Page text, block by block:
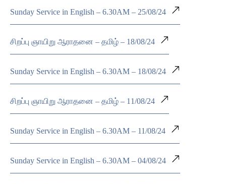
Sunday Service in English – 6.30AM – 25/08/24
சிறப்பு ஞாயிறு ஆராதனை – தமிழ் – 18/08/24
Sunday Service in English – 6.30AM – 18/08/24
சிறப்பு ஞாயிறு ஆராதனை – தமிழ் – 11/08/24
Sunday Service in English – 6.30AM – 11/08/24
Sunday Service in English – 6.30AM – 04/08/24